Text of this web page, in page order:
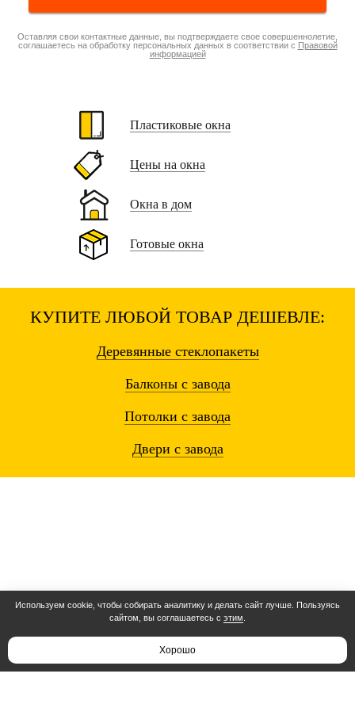
Оставляя свои контактные данные, вы подтверждаете свое совершеннолетие,
соглашаетесь на обработку персональных данных в соответствии с Правовой
информацией
Пластиковые окна
Цены на окна
Окна в дом
Готовые окна
КУПИТЕ ЛЮБОЙ ТОВАР ДЕШЕВЛЕ:
Деревянные стеклопакеты
Балконы с завода
Потолки с завода
Двери с завода
Остались вопросы? Звоните!
Расчет 3 минуты
Режим работы:
Используем cookie, чтобы собирать аналитику и делать сайт лучше. Пользуясь
сайтом, вы соглашаетесь с этим
Хорошо